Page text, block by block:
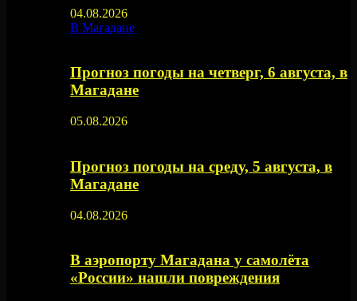
04.08.2026
В Магадане
Прогноз погоды на четверг, 6 августа, в
Магадане
05.08.2026
Прогноз погоды на среду, 5 августа, в
Магадане
04.08.2026
В аэропорту Магадана у самолёта
«России» нашли повреждения